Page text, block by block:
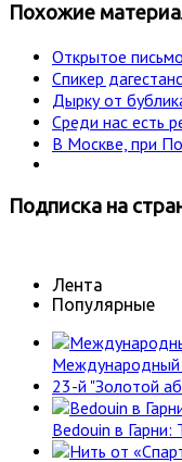
Похожие
Открытое
Спикер
Дырку от
Среди нас есть
В Москве, при
Подписка на
Лента
Популярные
Международный
23-й "Золотой
Bedouin в